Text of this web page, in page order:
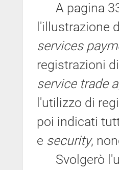
A pagina 33
l'illustrazione
services
registrazioni
service trade
l'utilizzo di
poi indicati
e security,
Svolgerò